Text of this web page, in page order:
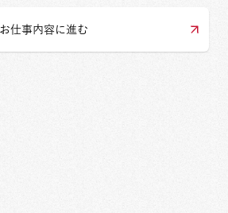
お仕事内容に進む